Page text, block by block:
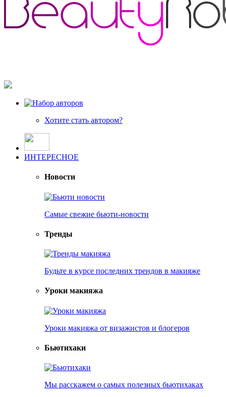
Хотите стать автором?
ИНТЕРЕСНОЕ
Новости
Самые свежие бьюти-новости
Тренды
Будьте в курсе последних трендов в макияже
Уроки макияжа
Уроки макияжа от визажистов и блогеров
Бьютихаки
Мы расскажем о самых полезных бьютихаках